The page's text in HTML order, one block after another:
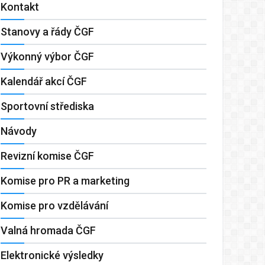
Kontakt
Stanovy a řády ČGF
Výkonný výbor ČGF
Kalendář akcí ČGF
Sportovní střediska
Návody
Revizní komise ČGF
Komise pro PR a marketing
Komise pro vzdělávání
Valná hromada ČGF
Elektronické výsledky